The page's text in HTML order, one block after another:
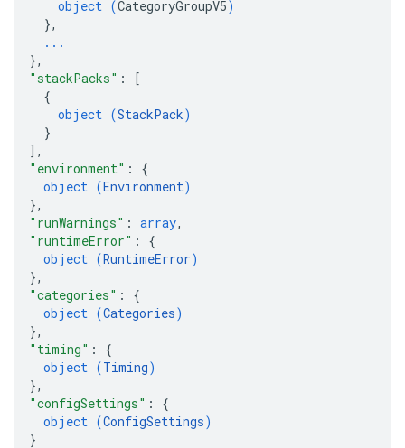
object (CategoryGroupV5)
},
...
},
"stackPacks" :
[
{
object (StackPack)
}
] ,
"environment" : {
object (Environment)
},
"runWarnings" : array,
"runtimeError" : {
object (RuntimeError)
},
"categories" : {
object (Categories)
},
"timing" : {
object (Timing)
},
"configSettings" : {
object (ConfigSettings)
}